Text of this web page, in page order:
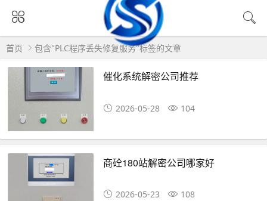
首页 包含"PLC程序丢失修复服务"标签的文章
催化系统解密公司推荐
2026-05-28 104
商砼180站解密公司哪家好
2026-05-23 108